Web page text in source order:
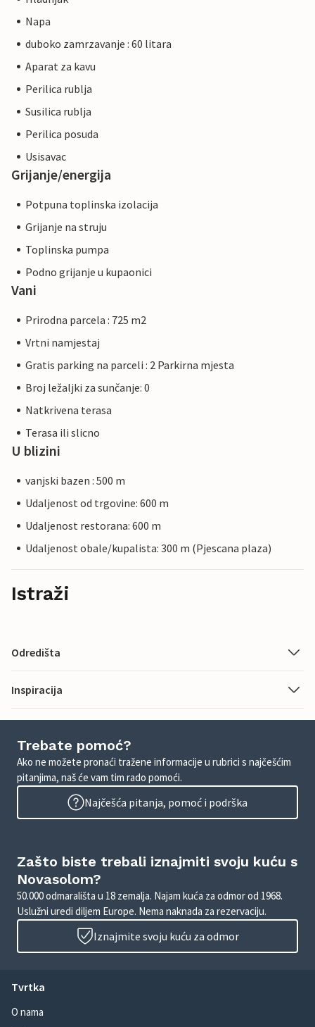
Napa
duboko zamrzavanje : 60 litara
Aparat za kavu
Perilica rublja
Susilica rublja
Perilica posuda
Usisavac
Grijanje/energija
Potpuna toplinska izolacija
Grijanje na struju
Toplinska pumpa
Podno grijanje u kupaonici
Vani
Prirodna parcela : 725 m2
Vrtni namjestaj
Gratis parking na parceli : 2 Parkirna mjesta
Broj ležaljki za sunčanje: 0
Natkrivena terasa
Terasa ili slicno
U blizini
vanjski bazen : 500 m
Udaljenost od trgovine: 600 m
Udaljenost restorana: 600 m
Udaljenost obale/kupalista: 300 m (Pjescana plaza)
Istraži
Odredišta
Inspiracija
Trebate pomoć?
Ako ne možete pronaći tražene informacije u rubrici s najčešćim
pitanjima, naš će vam tim rado pomoći.
Najčešća pitanja, pomoć i podrška
Zašto biste trebali iznajmiti svoju kuću s
Novasolom?
50.000 odmarališta u 18 zemalja. Najam kuća za odmor od 1968.
Uslužni uredi diljem Europe. Nema naknada za rezervaciju.
Iznajmite svoju kuću za odmor
Tvrtka
O nama